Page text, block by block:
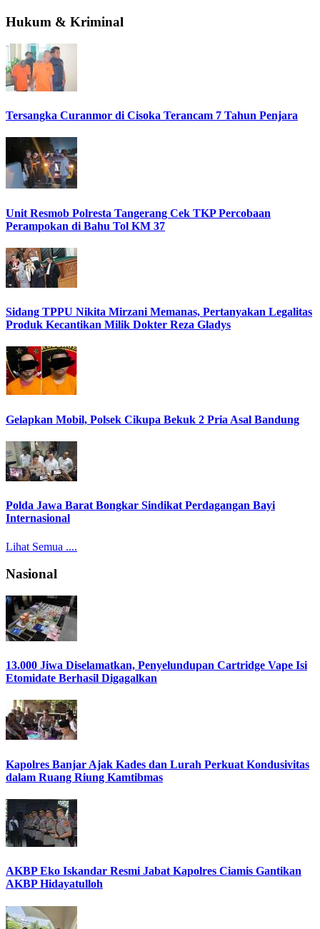
Hukum & Kriminal
Tersangka Curanmor di Cisoka Terancam 7 Tahun Penjara
Unit Resmob Polresta Tangerang Cek TKP Percobaan
Perampokan di Bahu Tol KM 37
Sidang TPPU Nikita Mirzani Memanas, Pertanyakan Legalitas
Produk Kecantikan Milik Dokter Reza Gladys
Gelapkan Mobil, Polsek Cikupa Bekuk 2 Pria Asal Bandung
Polda Jawa Barat Bongkar Sindikat Perdagangan Bayi
Internasional
Lihat Semua ....
Nasional
13.000 Jiwa Diselamatkan, Penyelundupan Cartridge Vape Isi
Etomidate Berhasil Digagalkan
Kapolres Banjar Ajak Kades dan Lurah Perkuat Kondusivitas
dalam Ruang Riung Kamtibmas
AKBP Eko Iskandar Resmi Jabat Kapolres Ciamis Gantikan
AKBP Hidayatulloh